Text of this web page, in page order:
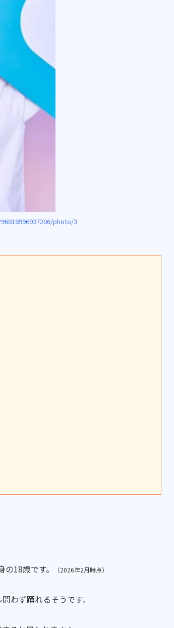
photo/3
18歳です。 （2026年2月時点）
わず踊れるそうです。